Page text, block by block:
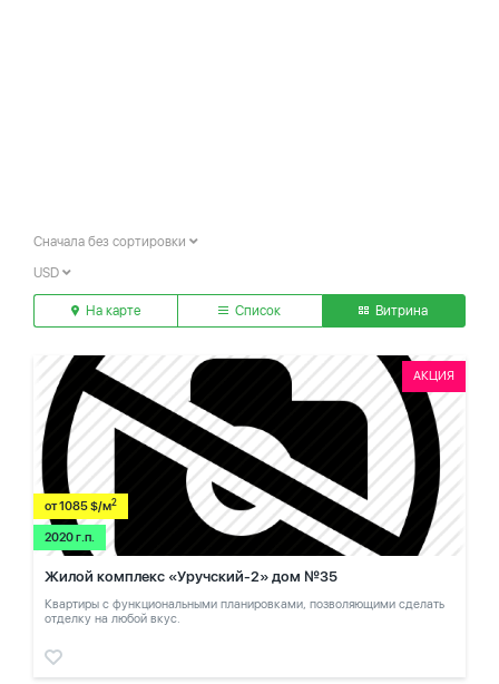
Сначала без сортировки
USD
На карте Список Витрина
АКЦИЯ
от 1085 $/м2
2020 г.п.
Жилой комплекс «Уручский-2» дом №35
Квартиры с функциональными планировками, позволяющими сделать
отделку на любой вкус.